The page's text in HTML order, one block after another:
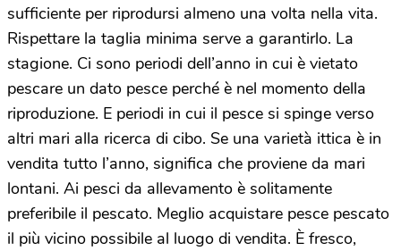
sufficiente per riprodursi almeno una volta nella vita.
Rispettare la taglia minima serve a garantirlo. La
stagione. Ci sono periodi dell’anno in cui è vietato
pescare un dato pesce perché è nel momento della
riproduzione. E periodi in cui il pesce si spinge verso
altri mari alla ricerca di cibo. Se una varietà ittica è in
vendita tutto l’anno, significa che proviene da mari
lontani. Ai pesci da allevamento è solitamente
preferibile il pescato. Meglio acquistare pesce pescato
il più vicino possibile al luogo di vendita. È fresco,